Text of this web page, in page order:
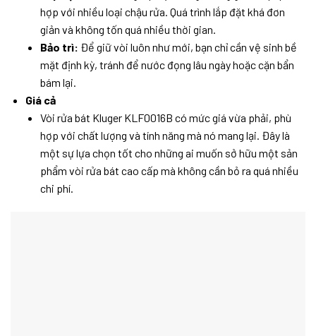
hợp với nhiều loại chậu rửa. Quá trình lắp đặt khá đơn
giản và không tốn quá nhiều thời gian.
Bảo trì: Để giữ vòi luôn như mới, bạn chỉ cần vệ sinh bề
mặt định kỳ, tránh để nước đọng lâu ngày hoặc cặn bẩn
bám lại.
Giá cả
Vòi rửa bát Kluger KLF0016B có mức giá vừa phải, phù
hợp với chất lượng và tính năng mà nó mang lại. Đây là
một sự lựa chọn tốt cho những ai muốn sở hữu một sản
phẩm vòi rửa bát cao cấp mà không cần bỏ ra quá nhiều
chi phí.